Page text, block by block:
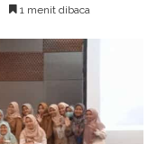
1 menit dibaca